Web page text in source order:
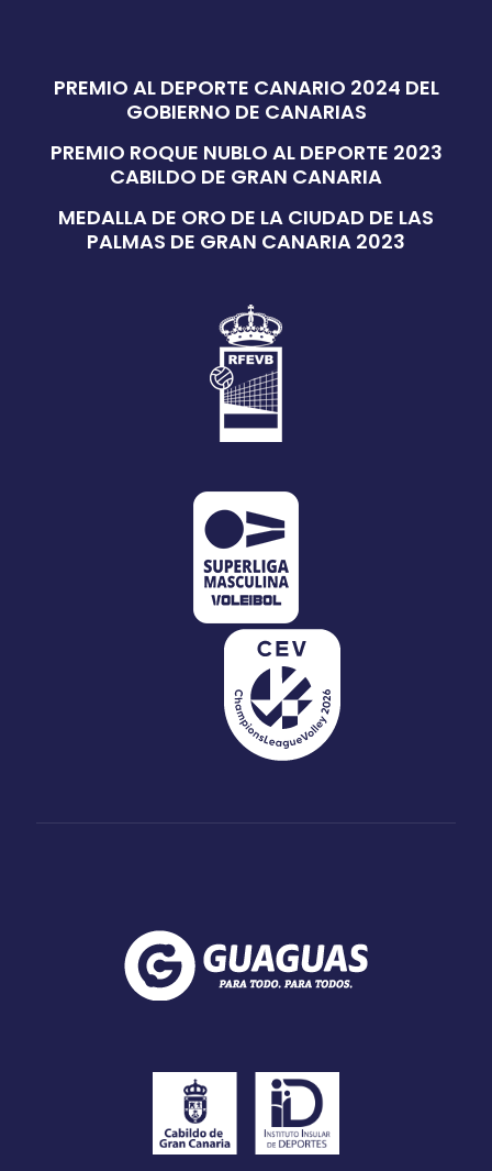
PREMIO AL DEPORTE CANARIO 2024 DEL
GOBIERNO DE CANARIAS
PREMIO ROQUE NUBLO AL DEPORTE 2023
CABILDO DE GRAN CANARIA
MEDALLA DE ORO DE LA CIUDAD DE LAS
PALMAS DE GRAN CANARIA 2023